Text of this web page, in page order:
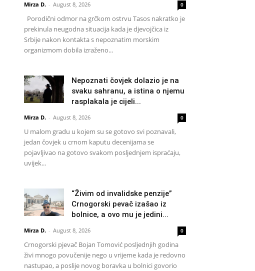
Mirza D. - August 8, 2026 0
Porodični odmor na grčkom ostrvu Tasos nakratko je
prekinula neugodna situacija kada je djevojčica iz
Srbije nakon kontakta s nepoznatim morskim
organizmom dobila izraženo...
Nepoznati čovjek dolazio je na
svaku sahranu, a istina o njemu
rasplakala je cijeli...
Mirza D. - August 8, 2026 0
U malom gradu u kojem su se gotovo svi poznavali,
jedan čovjek u crnom kaputu decenijama se
pojavljivao na gotovo svakom posljednjem ispraćaju,
uvijek...
“Živim od invalidske penzije”
Crnogorski pevač izašao iz
bolnice, a ovo mu je jedini...
Mirza D. - August 8, 2026 0
Crnogorski pjevač Bojan Tomović posljednjih godina
živi mnogo povučenije nego u vrijeme kada je redovno
nastupao, a poslije novog boravka u bolnici govorio